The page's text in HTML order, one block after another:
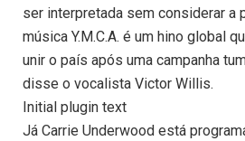
ser interpretada sem considerar a
música Y.M.C.A. é um hino global
unir o país após uma campanha
disse o vocalista Victor Willis.
Initial plugin text
Já Carrie Underwood está